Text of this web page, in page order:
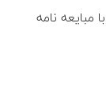
مبایعه نامه